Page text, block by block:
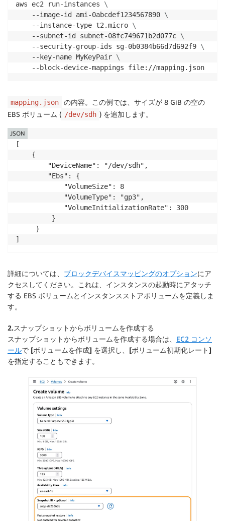
aws ec2 run-instances \
    --image-id ami-0abcdef1234567890
\
    --instance-type t2.micro
\
    --subnet-id subnet-08fc749671b2d077c
\
    --security-group-ids sg-0b0384b66d7d692f9
\
    --key-name MyKeyPair
\
    --block-device-mappings file://mapping.json
mapping.json
の内容。この例では、サイズが 8 GiB の空の
EBS ボリューム ( /dev/sdh ) を追加します。
[
    {
        "DeviceName": "/dev/sdh",
        "Ebs": {
            "VolumeSize": 8
            "VolumeType": "gp3",
            "VolumeInitializationRate": 300
     }
]
JSON
詳細については、 ブロックデバイスマッピングのオプションにア
クセスしてください。これは、インスタンスの起動時にアタッチ
する EBS ボリュームとインスタンスストアボリュームを定義しま
す。
2.スナップショットからボリュームを作成する
スナップショットからボリュームを作成する場合は、 EC2 コンソ
ールで [ボリュームを作成] を選択し、 [ボリューム初期化レート]
を指定することもできます。